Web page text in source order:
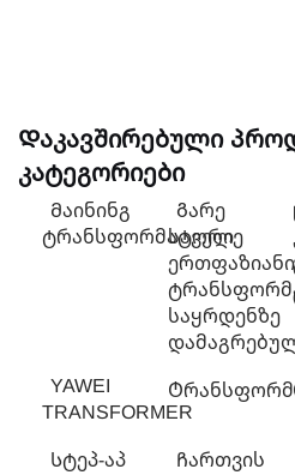
Დაკავშირებული
კატეგორიები
Მაინინგ
ტრანსფორმატორი
Გარე
საველე
ერთფაზიანი
საყრდენზე
YAWEI
TRANSFORMER
Სტეპ-აპ
Ჩართვის